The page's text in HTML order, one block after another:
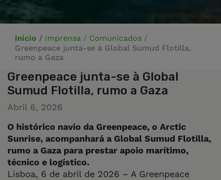
Inicio / Imprensa / Comunicados /
Greenpeace junta-se à Global Sumud Flotilla,
rumo a Gaza
Greenpeace junta-se à Global
Sumud Flotilla, rumo a Gaza
Abril 6, 2026
O histórico navio da Greenpeace, o Arctic
Sunrise, acompanhará a Global Sumud Flotilla,
rumo a Gaza para prestar apoio marítimo,
técnico e logístico.
Lisboa, 6 de abril de 2026 – A Greenpeace